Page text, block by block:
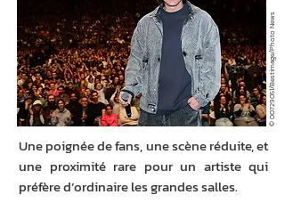
©
00729051
/Bestimage/Photo News
Une poignée de fans, une scène réduite, et
une proximité rare pour un artiste qui
préfère d’ordinaire les grandes salles.